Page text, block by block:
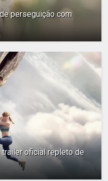
perseguição com
trailer oficial repleto de